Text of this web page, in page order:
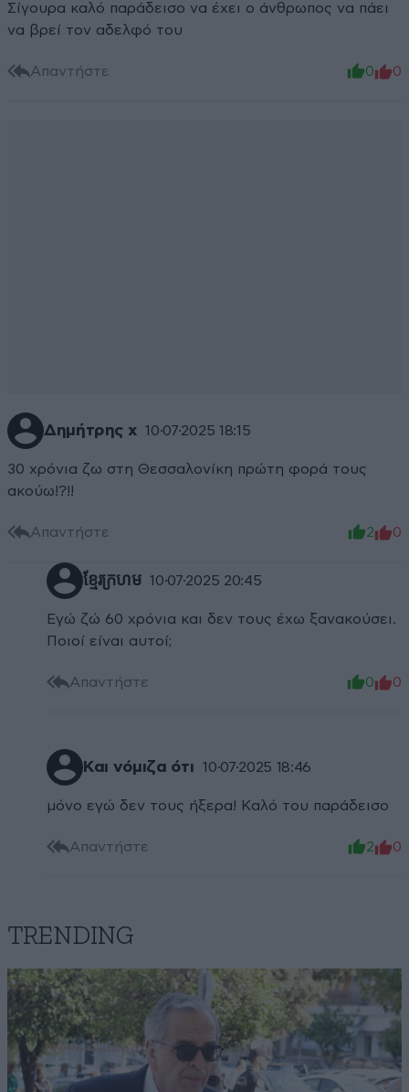
Σίγουρα καλό παράδεισο να έχει ο άνθρωπος να πάει
να βρεί τον αδελφό του
Απαντήστε 0 0
Δημήτρης χ 10·07·2025 18:15
30 χρόνια ζω στη Θεσσαλονίκη πρώτη φορά τους
ακούω!?!!
Απαντήστε 2 0
ខ្មែរក្រហម 10·07·2025 20:45
Εγώ ζώ 60 χρόνια και δεν τους έχω ξανακούσει.
Ποιοί είναι αυτοί;
Απαντήστε 0 0
Και νόμιζα ότι 10·07·2025 18:46
μόνο εγώ δεν τους ήξερα! Καλό του παράδεισο
Απαντήστε 2 0
TRENDING